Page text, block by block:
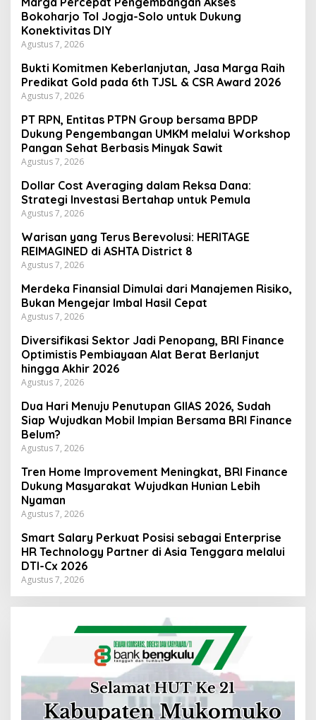
Bokoharjo Tol Jogja-Solo untuk Dukung
Konektivitas DIY
Agustus 7, 2026
Bukti Komitmen Keberlanjutan, Jasa Marga Raih
Predikat Gold pada 6th TJSL & CSR Award 2026
Agustus 7, 2026
PT RPN, Entitas PTPN Group bersama BPDP
Dukung Pengembangan UMKM melalui Workshop
Pangan Sehat Berbasis Minyak Sawit
Agustus 7, 2026
Dollar Cost Averaging dalam Reksa Dana:
Strategi Investasi Bertahap untuk Pemula
Agustus 7, 2026
Warisan yang Terus Berevolusi: HERITAGE
REIMAGINED di ASHTA District 8
Agustus 7, 2026
Merdeka Finansial Dimulai dari Manajemen Risiko,
Bukan Mengejar Imbal Hasil Cepat
Agustus 7, 2026
Diversifikasi Sektor Jadi Penopang, BRI Finance
Optimistis Pembiayaan Alat Berat Berlanjut
hingga Akhir 2026
Agustus 7, 2026
Dua Hari Menuju Penutupan GIIAS 2026, Sudah
Siap Wujudkan Mobil Impian Bersama BRI Finance
Belum?
Agustus 7, 2026
Tren Home Improvement Meningkat, BRI Finance
Dukung Masyarakat Wujudkan Hunian Lebih
Nyaman
Agustus 7, 2026
Smart Salary Perkuat Posisi sebagai Enterprise
HR Technology Partner di Asia Tenggara melalui
DTI-Cx 2026
Agustus 7, 2026